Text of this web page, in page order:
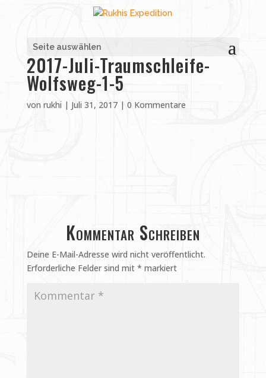
Seite auswählen
2017-Juli-Traumschleife-
Wolfsweg-1-5
von rukhi | Juli 31, 2017| 0 Kommentare
Kommentar Schreiben
Deine E-Mail-Adresse wird nicht veröffentlicht.
Erforderliche Felder sind mit * markiert